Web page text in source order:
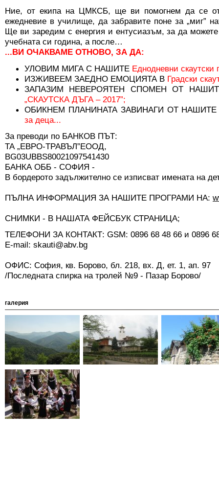
Ние, от екипа на ЦМКСБ, ще ви помогнем да се
ежедневие в училище, да забравите поне за „миг”
Ще ви заредим с енергия и ентусиазъм, за да
учебната си година, а после…
...ВИ ОЧАКВАМЕ ОТНОВО, ЗА ДА:
УЛОВИМ МИГА С НАШИТЕ Еднодневни скаутски
ИЗЖИВЕЕМ ЗАЕДНО ЕМОЦИЯТА В Градски
ЗАПАЗИМ НЕВЕРОЯТЕН СПОМЕН ОТ
„СКАУТСКА ДЪГА – 2017”;
ОБИКНЕМ ПЛАНИНАТА ЗАВИНАГИ ОТ
за деца...
За преводи по БАНКОВ ПЪТ:
ТА „ЕВРО-ТРАВЪЛ”ЕООД,
BG03UBBS80021097541430
БАНКА ОББ - СОФИЯ -
В бордерото задължително се изписват имената на
ПЪЛНА ИНФОРМАЦИЯ ЗА НАШИТЕ ПРОГРАМИ НА:
СНИМКИ - В НАШАТА ФЕЙСБУК СТРАНИЦА;
ТЕЛЕФОНИ ЗА КОНТАКТ: GSM: 0896 68 48 66 и 0896
E-mail: skauti@abv.bg
ОФИС: София, кв. Борово, бл. 218, вх. Д, ет. 1, ап. 97
/Последната спирка на тролей №9 - Пазар Борово/
галерия